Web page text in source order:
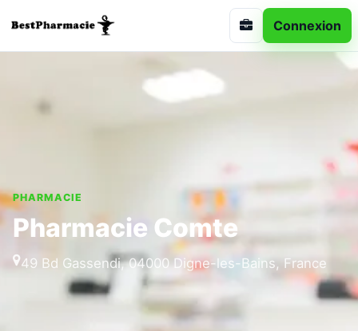
Connexion
PHARMACIE
Pharmacie Comte
49 Bd Gassendi, 04000 Digne-les-Bains, France